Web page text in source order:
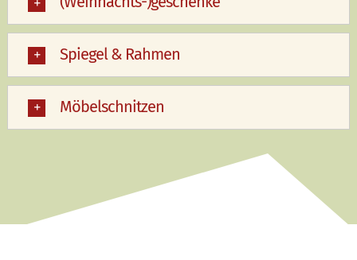
Spiegel & Rahmen
Möbelschnitzen